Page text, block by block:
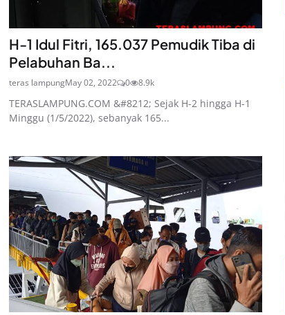
H-1 Idul Fitri, 165.037 Pemudik Tiba di
Pelabuhan Ba...
teras lampungMay 02, 2022 0 8.9k
TERASLAMPUNG.COM &#8212; Sejak H-2 hingga H-1
Minggu (1/5/2022), sebanyak 165...